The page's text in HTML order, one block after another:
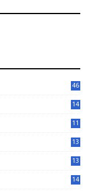
46
14
11
13
13
14